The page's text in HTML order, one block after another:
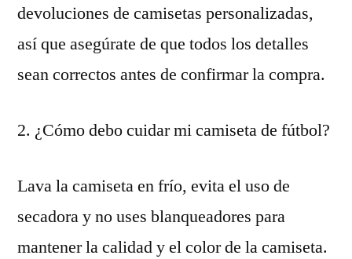
devoluciones de camisetas personalizadas,
así que asegúrate de que todos los detalles
sean correctos antes de confirmar la compra.
2. ¿Cómo debo cuidar mi camiseta de fútbol?
Lava la camiseta en frío, evita el uso de
secadora y no uses blanqueadores para
mantener la calidad y el color de la camiseta.